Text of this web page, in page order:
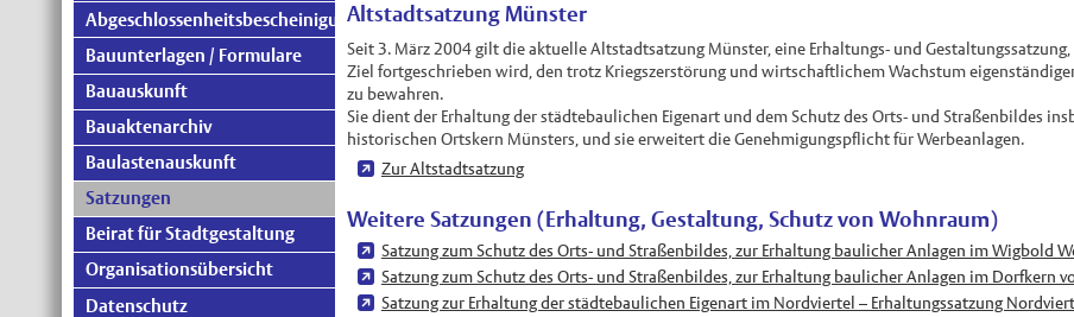
Abgeschlossenheitsbescheinigung
Bauunterlagen / Formulare
Bauauskunft
Bauaktenarchiv
Baulastenauskunft
Satzungen
Beirat für Stadtgestaltung
Organisationsübersicht
Datenschutz
Altstadtsatzung Münster
Seit 3. März 2004 gilt die aktuelle Altstadtsatzung Münster, eine Erhaltungs- und
Ziel fortgeschrieben wird, den trotz Kriegszerstörung und wirtschaftlichem Wachstum
zu bewahren.
Sie dient der Erhaltung der städtebaulichen Eigenart und dem Schutz des Orts- und Straßenbildes
historischen Ortskern Münsters, und sie erweitert die Genehmigungspflicht für Werbeanlagen.
Zur Altstadtsatzung
Weitere Satzungen (Erhaltung, Gestaltung, Schutz von Wohnraum)
Satzung zum Schutz des Orts- und Straßenbildes, zur Erhaltung baulicher Anlagen im Wigbold
Satzung zum Schutz des Orts- und Straßenbildes, zur Erhaltung baulicher Anlagen im Dorfkern
Satzung zur Erhaltung der städtebaulichen Eigenart im Nordviertel – Erhaltungssatzung